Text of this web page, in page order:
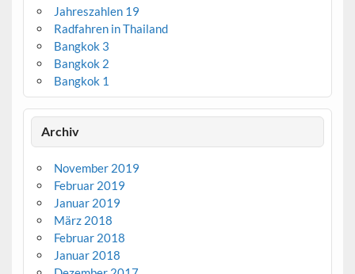
Jahreszahlen 19
Radfahren in Thailand
Bangkok 3
Bangkok 2
Bangkok 1
Archiv
November 2019
Februar 2019
Januar 2019
März 2018
Februar 2018
Januar 2018